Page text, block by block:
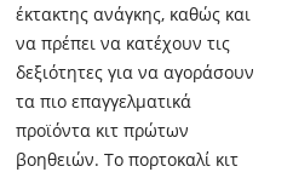
έκτακτης ανάγκης, καθώς και
να πρέπει να κατέχουν τις
δεξιότητες για να αγοράσουν
τα πιο επαγγελματικά
προϊόντα κιτ πρώτων
βοηθειών. Το πορτοκαλί κιτ